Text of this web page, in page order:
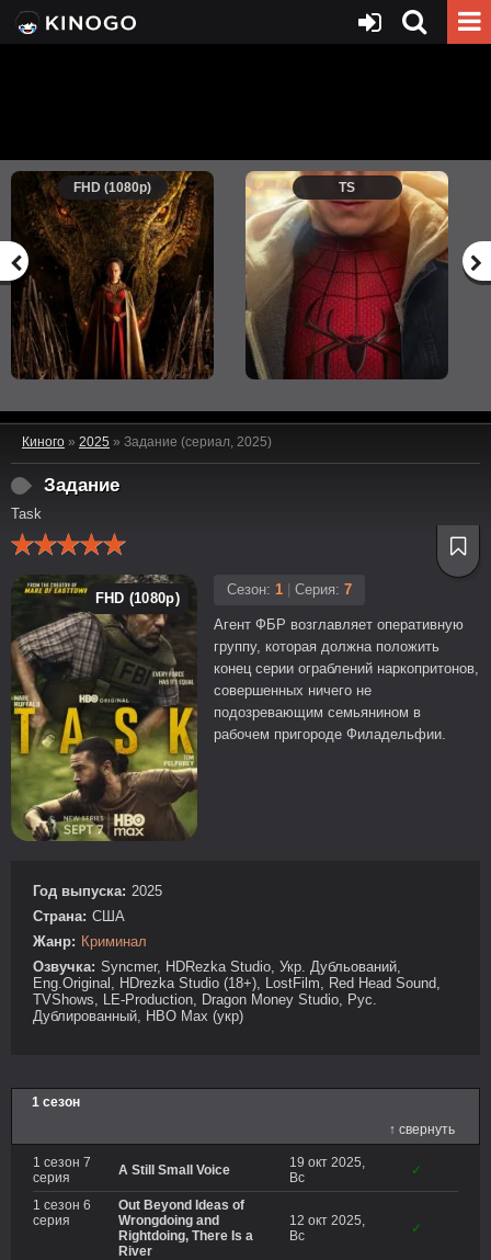
FHD (1080p) TS
Киного » 2025 » Задание (сериал, 2025)
Задание
Task
FHD (1080p)
Сезон: 1 Серия: 7
Агент ФБР возглавляет оперативную
группу, которая должна положить
конец серии ограблений наркопритонов,
совершенных ничего не
подозревающим семьянином в
рабочем пригороде Филадельфии.
Год выпуска: 2025
Страна: США
Жанр: Криминал
Озвучка: Syncmer, HDRezka Studio, Укр. Дубльований,
Eng.Original, HDrezka Studio (18+), LostFilm, Red Head Sound,
TVShows, LE-Production, Dragon Money Studio, Рус.
Дублированный, HBO Max (укр)
1 сезон
↑ свернуть
1 сезон 7
серия
A Still Small Voice
19 окт 2025,
Вс
✓
1 сезон 6
серия
Out Beyond Ideas of
Wrongdoing and
Rightdoing, There Is a
River
12 окт 2025,
Вс
✓